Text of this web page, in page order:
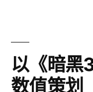
以《暗黑
数值策划